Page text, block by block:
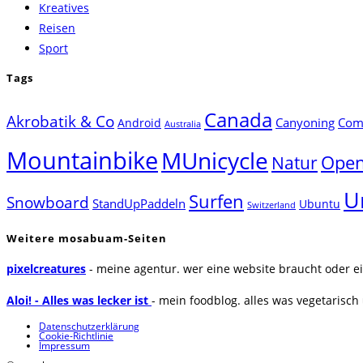
Kreatives
Reisen
Sport
Tags
Akrobatik & Co Android Australia Canada Canyoning
MountainbikeMUnicycle Natur
Snowboard StandUpPaddeln Surfen Switzerland Ubuntu
Weitere mosabuam-Seiten
pixelcreatures - meine agentur. wer eine website braucht oder
Aloi! - Alles was lecker ist - mein foodblog. alles was
Datenschutzerklärung
Cookie-Richtlinie
Impressum